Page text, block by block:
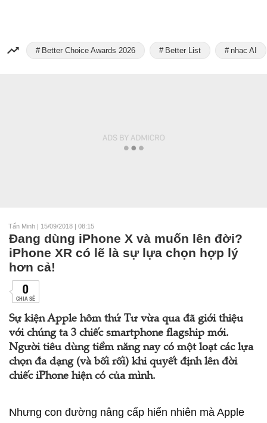
Better Choice Awards 2026 Better List nhạc AI
Tấn Minh | 15/09/2018 | 08:15
Đang dùng iPhone X và muốn lên đời?
iPhone XR có lẽ là sự lựa chọn hợp lý
hơn cả!
0
CHIA SẺ
Sự kiện Apple hôm thứ Tư vừa qua đã giới thiệu
với chúng ta 3 chiếc smartphone flagship mới.
Người tiêu dùng tiềm năng nay có một loạt các lựa
chọn đa dạng (và bối rối) khi quyết định lên đời
chiếc iPhone hiện có của mình.
Nhưng con đường nâng cấp hiển nhiên mà Apple